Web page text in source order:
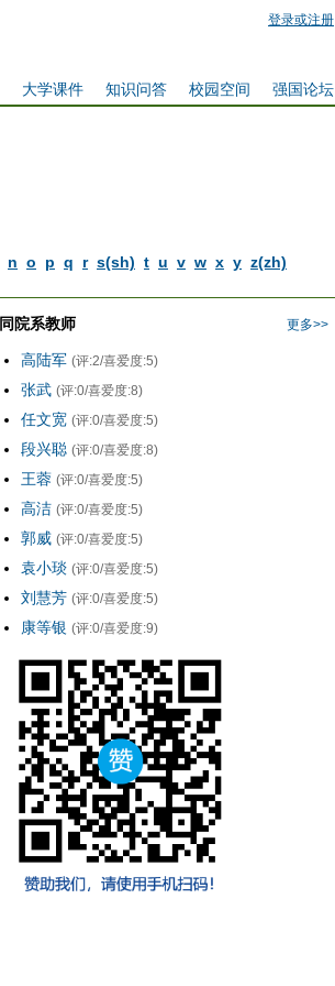
登录或注册
强国论坛
校园空间
知识问答
大学课件
n o p q r s(sh) t u v w x y z(zh)
更多>>
同院系教师
高陆军 (评:2/喜爱度:5)
张武 (评:0/喜爱度:8)
任文宽 (评:0/喜爱度:5)
段兴聪 (评:0/喜爱度:8)
王蓉 (评:0/喜爱度:5)
高洁 (评:0/喜爱度:5)
郭威 (评:0/喜爱度:5)
袁小琰 (评:0/喜爱度:5)
刘慧芳 (评:0/喜爱度:5)
康等银 (评:0/喜爱度:9)